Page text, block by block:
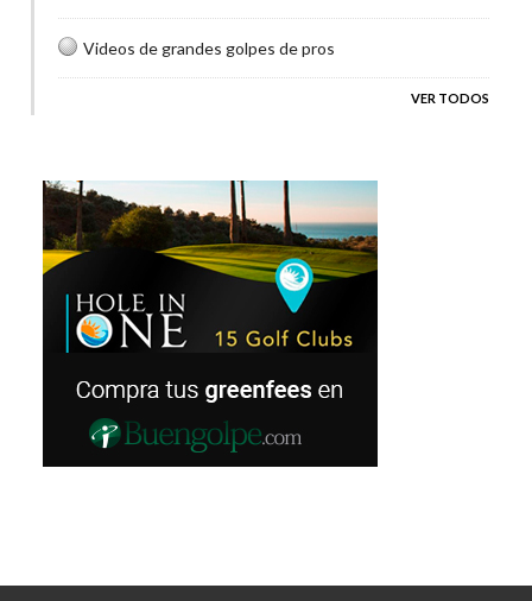
Videos de grandes golpes de pros
VER TODOS